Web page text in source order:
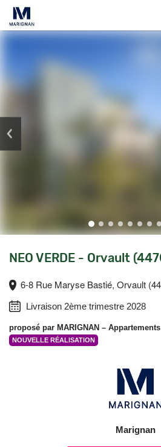
NEO VERDE - Orvault
6-8 Rue Maryse Bastié, Orvault
Livraison 2ème trimestre 2028
proposé par MARIGNAN –
NOUVELLE RÉALISATION
Marignan